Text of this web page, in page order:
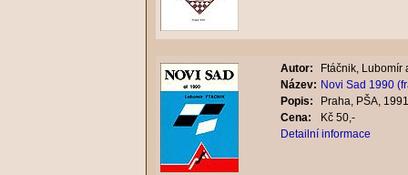
Autor:
Ftáčnik, Lubomír
Název: Novi Sad 1990
Popis:
Praha, PŠA,
Cena:
Kč 50,-
Detailní informace